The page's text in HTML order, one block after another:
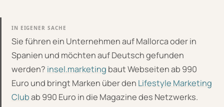
IN EIGENER SACHE
Sie führen ein Unternehmen auf Mallorca oder in
Spanien und möchten auf Deutsch gefunden
werden? insel.marketing baut Webseiten ab 990
Euro und bringt Marken über den Lifestyle Marketing
Clubab 990 Euro in die Magazine des Netzwerks.